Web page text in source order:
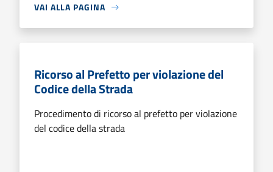
VAI ALLA PAGINA
Ricorso al Prefetto per violazione del
Codice della Strada
Procedimento di ricorso al prefetto per violazione
del codice della strada